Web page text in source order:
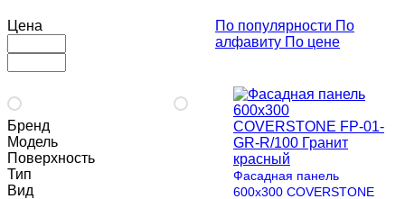
Цена
Бренд
Модель
Поверхность
Тип
Вид
По популярности По
алфавиту По цене
Фасадная панель
600х300 COVERSTONE